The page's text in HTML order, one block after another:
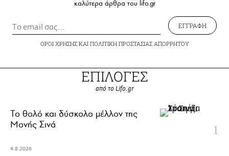
καλύτερα άρθρα του lifo.gr
ΕΓΓΡΑΦΗ
ΟΡΟΙ ΧΡΗΣΗΣΚΑΙ ΠΟΛΙΤΙΚΗ ΠΡΟΣΤΑΣΙΑΣ ΑΠΟΡΡΗΤΟΥ
ΕΠΙΛΟΓΕΣ
από το Lifo.gr
Το θολό και δύσκολο μέλλον της
Μονής Σινά
4.8.2026